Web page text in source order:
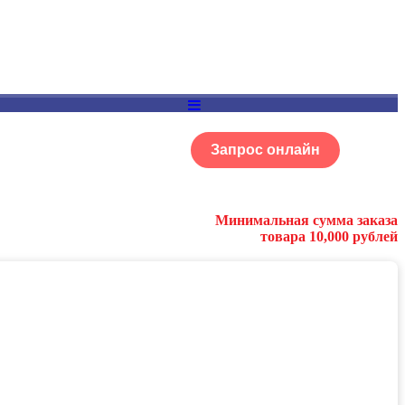
Запрос онлайн
Минимальная сумма заказа
товара 10,000 рублей